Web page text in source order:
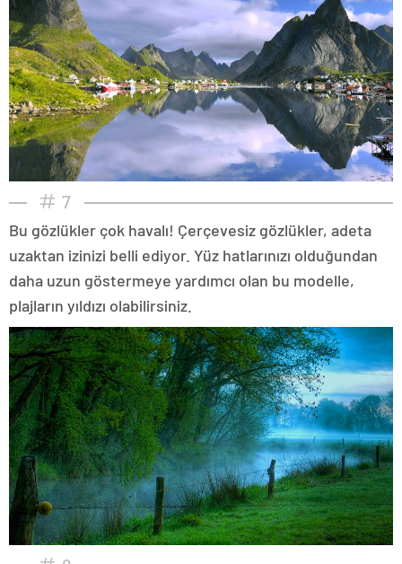
7
Bu gözlükler çok havalı! Çerçevesiz gözlükler, adeta
uzaktan izinizi belli ediyor. Yüz hatlarınızı olduğundan
daha uzun göstermeye yardımcı olan bu modelle,
plajların yıldızı olabilirsiniz.